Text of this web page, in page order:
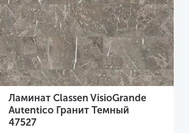
Ламинат Classen VisioGrande
Autentico Гранит Темный
47527